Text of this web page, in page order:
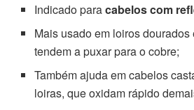
Indicado paracabelos com
Mais usado em loiros
tendem a puxar para o cobre;
Também ajuda em cabelos
loiras, que oxidam rápido